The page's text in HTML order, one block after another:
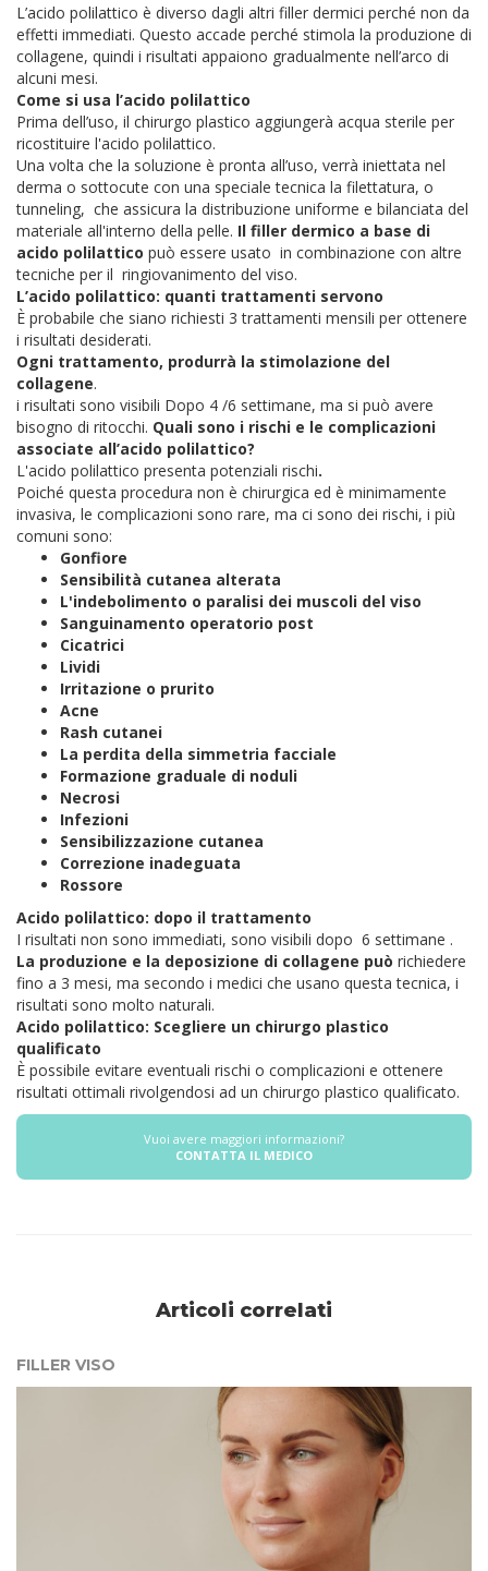
L’acido polilattico è diverso dagli altri filler dermici perché non da
effetti immediati. Questo accade perché stimola la produzione di
collagene, quindi i risultati appaiono gradualmente nell’arco di
alcuni mesi.
Come si usa l’acido polilattico
Prima dell’uso, il chirurgo plastico aggiungerà acqua sterile per
ricostituire l'acido polilattico.
Una volta che la soluzione è pronta all’uso, verrà iniettata nel
derma o sottocute con una speciale tecnica la filettatura, o
tunneling, che assicura la distribuzione uniforme e bilanciata del
materiale all'interno della pelle. Il filler dermico a base di
acido polilattico può essere usato in combinazione con altre
tecniche per il ringiovanimento del viso.
L’acido polilattico: quanti trattamenti servono
È probabile che siano richiesti 3 trattamenti mensili per ottenere
i risultati desiderati.
Ogni trattamento, produrrà la stimolazione del
collagene.
i risultati sono visibili Dopo 4 /6 settimane, ma si può avere
bisogno di ritocchi. Quali sono i rischi e le complicazioni
associate all’acido polilattico?
L'acido polilattico presenta potenziali rischi.
Poiché questa procedura non è chirurgica ed è minimamente
invasiva, le complicazioni sono rare, ma ci sono dei rischi, i più
comuni sono:
Gonfiore
Sensibilità cutanea alterata
L'indebolimento o paralisi dei muscoli del viso
Sanguinamento operatorio post
Cicatrici
Lividi
Irritazione o prurito
Acne
Rash cutanei
La perdita della simmetria facciale
Formazione graduale di noduli
Necrosi
Infezioni
Sensibilizzazione cutanea
Correzione inadeguata
Rossore
Acido polilattico: dopo il trattamento
I risultati non sono immediati, sono visibili dopo 6 settimane .
La produzione e la deposizione di collagene può richiedere
fino a 3 mesi, ma secondo i medici che usano questa tecnica, i
risultati sono molto naturali.
Acido polilattico: Scegliere un chirurgo plastico
qualificato
È possibile evitare eventuali rischi o complicazioni e ottenere
risultati ottimali rivolgendosi ad un chirurgo plastico qualificato.
Vuoi avere maggiori informazioni?
CONTATTA IL MEDICO
Articoli correlati
FILLER VISO